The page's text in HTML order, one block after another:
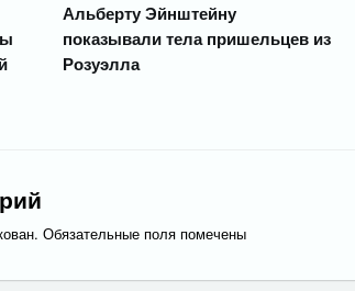
Альберту Эйнштейну
показывали тела пришельцев из
Розуэлла
Обязательные поля помечены